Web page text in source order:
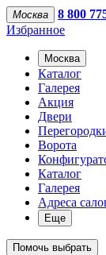
Москва
8 800
Избранное
Москва
Каталог
Галерея
Акция
Двери
Ворота
Каталог
Галерея
Адреса
Еще
Помочь выбрать